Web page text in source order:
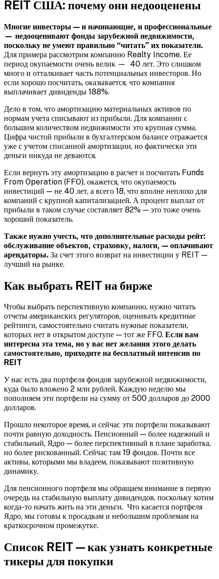
REIT США: почему они недооценены
Многие инвесторы — и начинающие, и профессиональные
— недооценивают фонды зарубежной недвижимости,
поскольку не умеют правильно “читать” их показатели.
Для примера рассмотрим компанию Realty Income. Ее
период окупаемости очень велик — 40 лет. Это слишком
много и отталкивает часть потенциальных инвесторов. Но
если хорошо посчитать, оказывается, что компания
выплачивает дивиденды 188%.
Дело в том, что амортизацию материальных активов по
нормам учета списывают из прибыли. Для компании с
большим количеством недвижимости это крупная сумма.
Цифра чистой прибыли в бухгалтерском балансе отражается
уже с учетом списанной амортизации, но фактически эти
деньги никуда не деваются.
Если вернуть эту амортизацию в расчет и посчитать Funds
From Operation (FFO), окажется, что окупаемость
инвестиций — не 40 лет, а всего 18, что вполне неплохо для
компаний с крупной капитализацией. А процент выплат от
прибыли в таком случае составляет 82% — это тоже очень
хороший показатель.
Также нужно учесть, что дополнительные расходы рейт:
обслуживание объектов, страховку, налоги, — оплачивают
арендаторы. За счет этого возврат на инвестиции у REIT —
лучший на рынке.
Как выбрать REIT на бирже
Чтобы выбрать перспективную компанию, нужно читать
отчеты американских регуляторов, оценивать кредитные
рейтинги, самостоятельно считать нужные показатели,
которых нет в открытом доступе — тот же FFO. Если вам
интересна эта тема, но у вас нет желания этого делать
самостоятельно, приходите на бесплатный интенсив по
REIT
У нас есть два портфеля фондов зарубежной недвижимости,
куда было вложено 2 млн рублей. Каждую неделю мы
пополняем эти портфели на сумму от 500 долларов до 2000
долларов.
Прошло некоторое время, и сейчас эти портфели показывают
почти равную доходность. Пенсионный — более надежный и
стабильный, Ядро — более перспективный в плане заработка,
но более рискованный. Сейчас там 19 фондов. Почти все
активы, которыми мы владеем, показывают позитивную
динамику.
Для пенсионного портфеля мы обращаем внимание в первую
очередь на стабильную выплату дивидендов, поскольку хотим
когда-то начать жить на эти деньги. Что касается портфеля
Ядро, мы готовы к просадкам и небольшим проблемам на
краткосрочном промежутке.
Список REIT — как узнать конкретные
тикеры для покупки